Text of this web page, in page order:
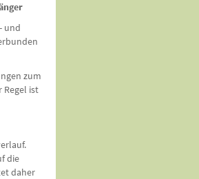
und
zum
Regel ist
die
daher